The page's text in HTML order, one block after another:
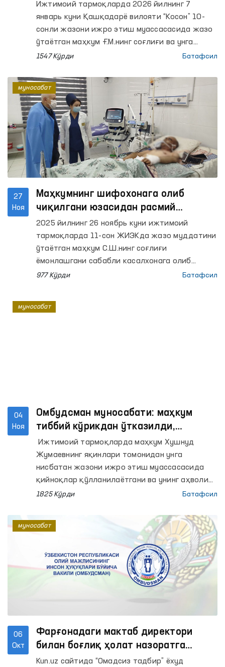
Ижтимоий тармоқларда 2026 йилнинг 7
январь куни Қашқадарё вилояти “Косон” 10-
сонли жазони ижро этиш муассасасида жазо
ўтаётган маҳкум Ғ.М.нинг соғлиғи ва унга
нисбатан муносабат билан боғлиқ хабар
Мажлиснинг Инсон ҳуқуқлари бўйича вакили
(омбудсман) томонидан назоратга олиниб, шу
куни унинг Қашқадарё вилоятидаги
минтақавий вакили томонидан жойига чиқиб
ўрганилди.
1547 Кўрди Батафсил
27
Ноя
Маҳкумнинг шифохонага олиб
чиқилгани юзасидан расмий
муносабат
2025 йилнинг 26 ноябрь куни ижтимоий
тармоқларда 11-сон ЖИЭКда жазо муддатини
ўтаётган маҳкум С.Ш.нинг соғлиғи
ёмонлашгани сабабли касалхонага олиб
келингани ва оила аъзоларини ичкарига
Хабарларда блогер томонидан ушбу ҳолат
977 Кўрди Батафсил
муносабат
04
Ноя
Омбудсман муносабати: маҳкум
тиббий кўрикдан ўтказилди,
зўравонлик аломатлари
аниқланмади
Ижтимоий тармоқларда маҳкум Хушнуд
Жумаевнинг яқинлари томонидан унга
нисбатан жазони ижро этиш муассасасида
қийноқлар қўлланилаётгани ва унинг аҳволи
оғир эканлиги ҳақида видеомурожаат
1825 Кўрди Батафсил
муносабат
06
Окт
Фарғонадаги мактаб директори
билан боғлиқ ҳолат назоратга
олинган ҳолда ўрганилди
Kun.uz сайтида “Омадсиз тадбир” ёхуд
муносабат